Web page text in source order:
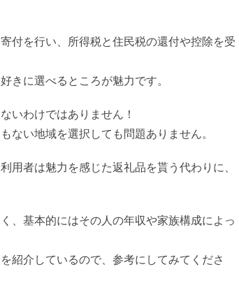
付を行い、所得税と住民税の還付や控除を受
きに選べるところが魅力です。
いわけではありません！
ない地域を選択しても問題ありません。
用者は魅力を感じた返礼品を貰う代わりに、
、基本的にはその人の年収や家族構成によっ
紹介しているので、参考にしてみてくださ